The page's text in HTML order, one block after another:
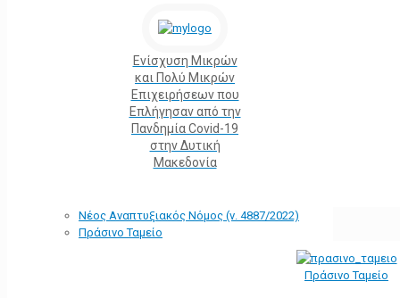
Ενίσχυση Μικρών
και Πολύ Μικρών
Επιχειρήσεων που
Επλήγησαν από την
Πανδημία Covid-19
στην Δυτική
Μακεδονία
Νέος Αναπτυξιακός Νόμος (ν. 4887/2022)
Πράσινο Ταμείο
Πράσινο Ταμείο